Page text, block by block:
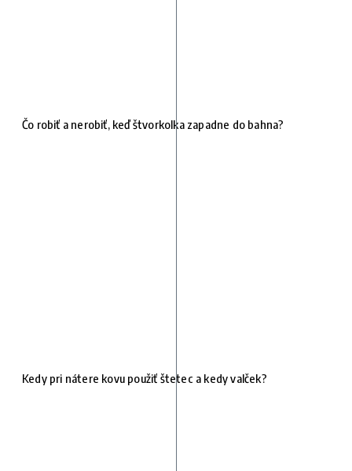
Čo robiť a nerobiť, keď štvorkolka zapadne do bahna?
Kedy pri nátere kovu použiť štetec a kedy valček?